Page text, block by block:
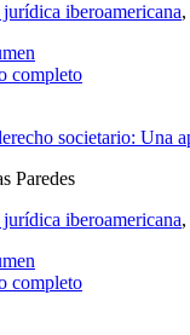
iberoamericana,
completo
societario: Una
Paredes
iberoamericana,
completo